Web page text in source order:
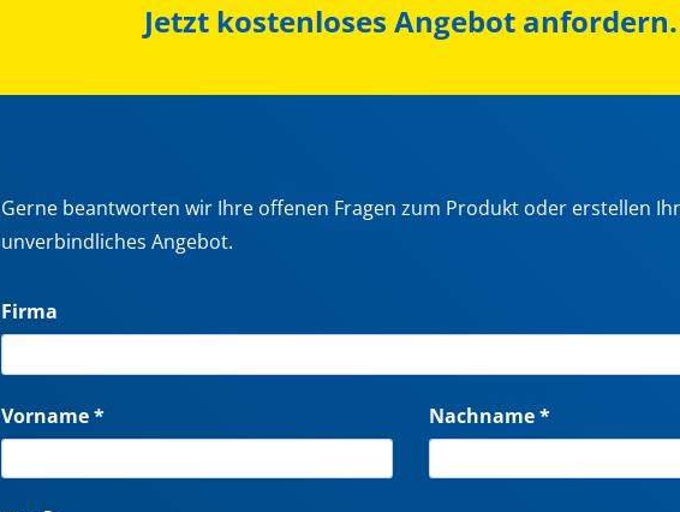
Jetzt kostenloses Angebot anfordern.
Gerne beantworten wir Ihre offenen Fragen zum Produkt oder erstellen
unverbindliches Angebot.
Firma
Vorname * Nachname *